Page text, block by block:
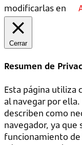
modificarlas en
Cerrar
Resumen de
Esta página utiliza
al navegar por
describen como
navegador, ya que
funcionamiento de